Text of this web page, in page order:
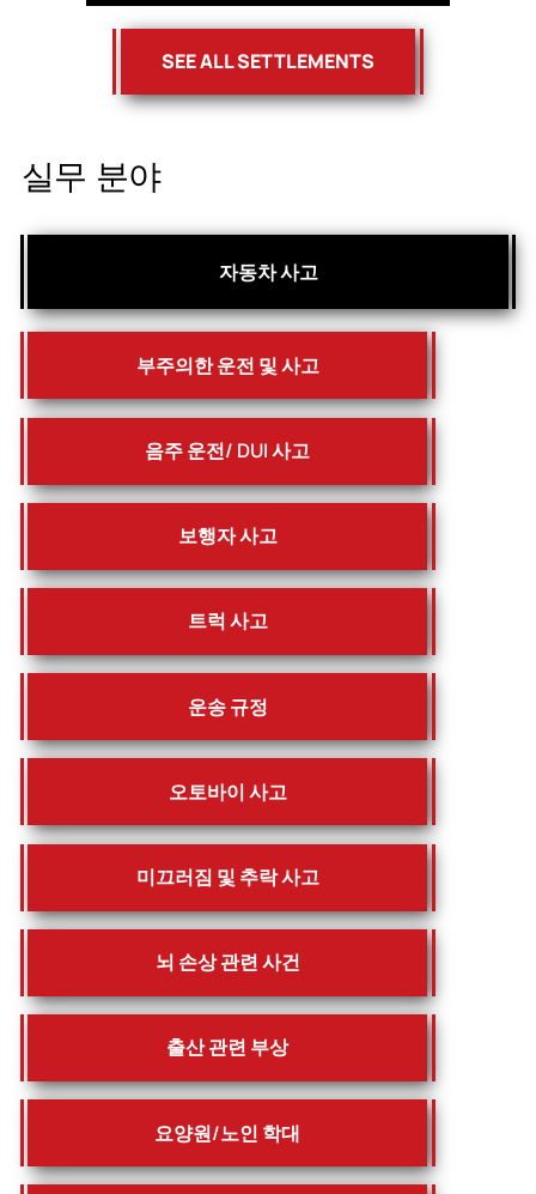
SEE ALL SETTLEMENTS
실무 분야
자동차 사고
부주의한 운전 및 사고
음주 운전/ DUI 사고
보행자 사고
트럭 사고
운송 규정
오토바이 사고
미끄러짐 및 추락 사고
뇌 손상 관련 사건
출산 관련 부상
요양원/노인 학대